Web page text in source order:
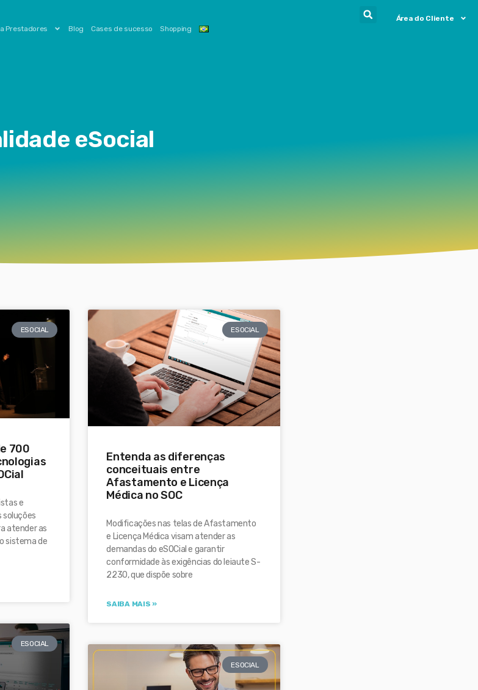
Prestadores Blog Cases de sucesso Shopping
Área do Cliente
eSocial
ESOCIAL
700
e
soluções
atender as
sistema de
ESOCIAL
Entenda as diferenças
conceituais entre
Afastamento e Licença
Médica no SOC
Modificações nas telas de Afastamento
e Licença Médica visam atender as
demandas do eSOCial e garantir
conformidade às exigências do leiaute S-
2230, que dispõe sobre
SAIBA MAIS »
ESOCIAL
ESOCIAL